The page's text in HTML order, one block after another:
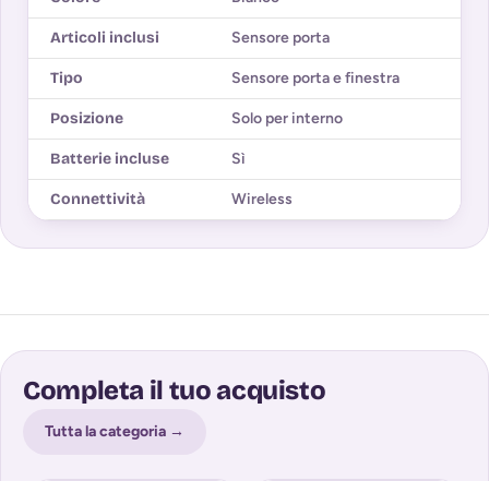
Articoli inclusi Sensore porta
Tipo Sensore porta e finestra
Posizione Solo per interno
Batterie incluse Sì
Connettività Wireless
Completa il tuo acquisto
Tutta la categoria →